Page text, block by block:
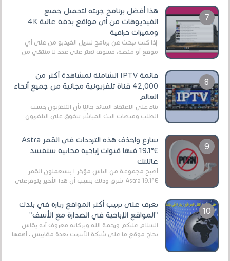
هذا أفضل برنامج جربته لتحميل جميع
الفيديوهات من أي مواقع بدقة عالية 4K
ومميزات خرافية
إذا كنت تبحث عن برنامج لتنزيل الفيديو من على أي
موقع أو منصة، فسوف تعثر على عدد لا منتهي من
قائمة IPTV الشاملة لمشاهدة أكثر من
42,000 قناة تلفزيونية مجانية من جميع أنحاء
العالم
بناءً على الاعتقاد السائد حاليًا بأن التلفزيون حسب
الطلب ومنصات البث المباشر تتفوق على التلفزيون
سارع واحذف هذه الترددات في القمر Astra
19.1°E فبها قنوات إباحية مجانية ستفسد
عائلتك
أصبح مجموعة من الناس مؤخر ا يستعملون القمر
Astra 19.1°E شرق وذلك بسبب أن هذا الأخير يتوفرعلى
تعرف على ترتيب أكثر المواقع زيارة في بلدك
"المواقع الإباحية في الصدارة مع الأسف"
السلام عليكم ورحمة الله وبركاته معروف أنه يقاس
نجاح موقع ما على شبكة الأنترنت بعدة مقاييس ، أهمها